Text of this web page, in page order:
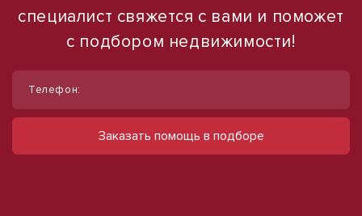
специалист свяжется с вами и поможет
с подбором недвижимости!
Телефон:
Заказать помощь в подборе